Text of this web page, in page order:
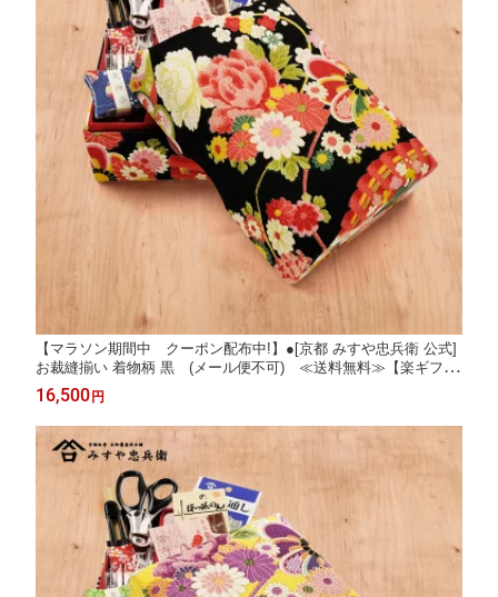
【マラソン期間中 クーポン配布中!】●[京都 みすや忠兵衛 公式]
お裁縫揃い 着物柄 黒 (メール便不可) ≪送料無料≫【楽ギフ_
のし】【楽ギフ_のし宛書】
16,500円